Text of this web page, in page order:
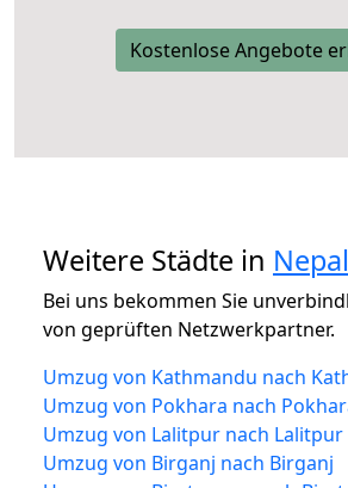
Kostenlose Angebote
Weitere Städte in Nepal
Bei uns bekommen Sie
von geprüften Netzwerkpartner.
Umzug von Kathmandu nach
Umzug von Pokhara nach
Umzug von Lalitpur nach Lalitpur
Umzug von Birganj nach Birganj